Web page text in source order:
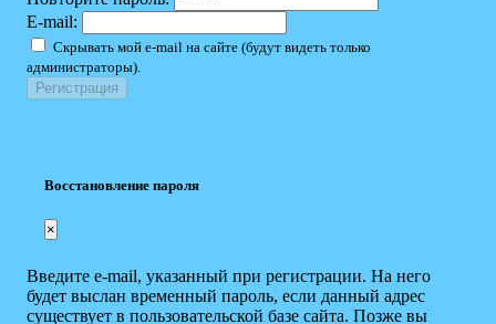
E-mail:
Скрывать мой e-mail на сайте (будут видеть только
администраторы).
Восстановление пароля
×
Введите e-mail, указанный при регистрации. На него
будет выслан временный пароль, если данный адрес
существует в пользовательской базе сайта. Позже вы